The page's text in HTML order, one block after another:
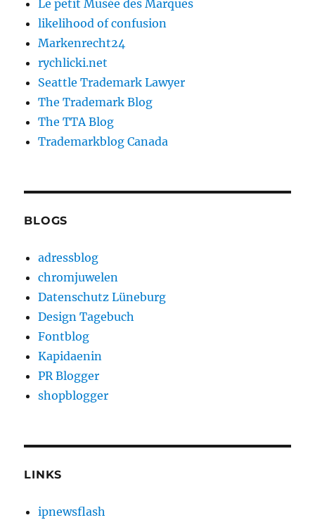
Le petit Musée des Marques
likelihood of confusion
Markenrecht24
rychlicki.net
Seattle Trademark Lawyer
The Trademark Blog
The TTA Blog
Trademarkblog Canada
BLOGS
adressblog
chromjuwelen
Datenschutz Lüneburg
Design Tagebuch
Fontblog
Kapidaenin
PR Blogger
shopblogger
LINKS
ipnewsflash